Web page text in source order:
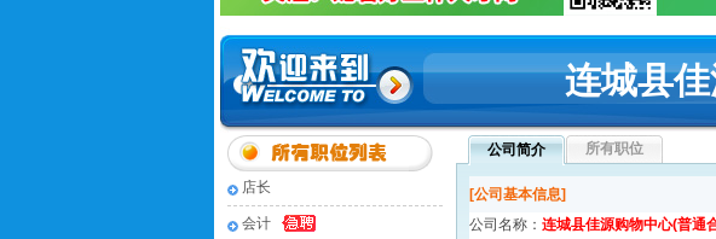
连城县
店长
会计
公司简介 所有职位
[公司基本信息]
公司名称： 连城县佳源购物中心(普通